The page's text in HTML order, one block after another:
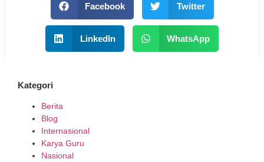
Facebook Twitter
LinkedIn WhatsApp
Kategori
Berita
Blog
Internasional
Karya Guru
Nasional